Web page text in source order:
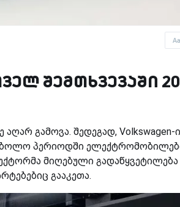
Aa
შემთხვევაში
გამოვა. შედეგად, Volkswagen-
ბოლო პერიოდში
მიღებული გადაწყვეტილება
გააკეთა.